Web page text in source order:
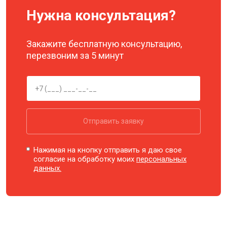
Нужна консультация?
Закажите бесплатную консультацию,
перезвоним за 5 минут
Отправить заявку
Нажимая на кнопку отправить я даю свое
согласие на обработку моихперсональных
данных.